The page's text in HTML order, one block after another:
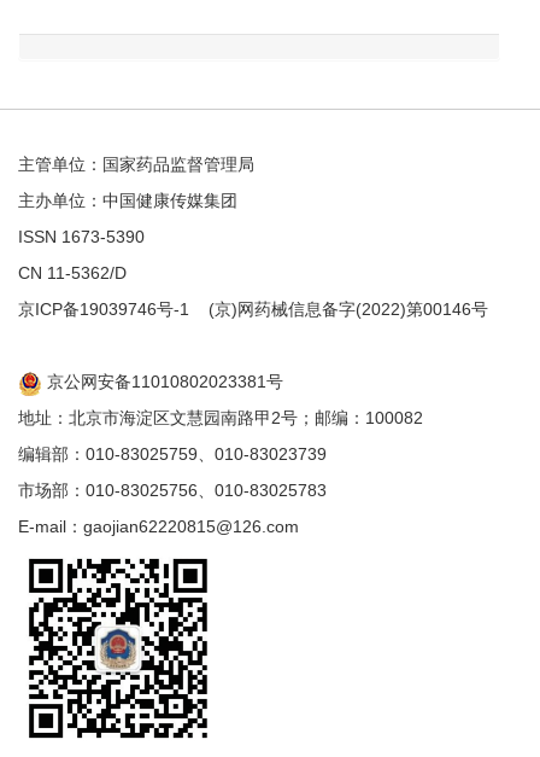
主管单位：国家药品监督管理局
主办单位：中国健康传媒集团
ISSN 1673-5390
CN 11-5362/D
京ICP备19039746号-1 (京)网药械信息备字(2022)第00146号
京公网安备11010802023381号
地址：北京市海淀区文慧园南路甲2号；邮编：100082
编辑部：010-83025759、010-83023739
市场部：010-83025756、010-83025783
E-mail：gaojian62220815@126.com